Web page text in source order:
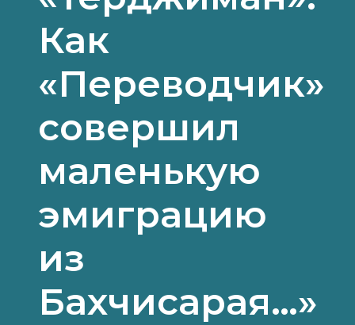
Как
«Переводчик»
совершил
маленькую
эмиграцию
из
Бахчисарая…»